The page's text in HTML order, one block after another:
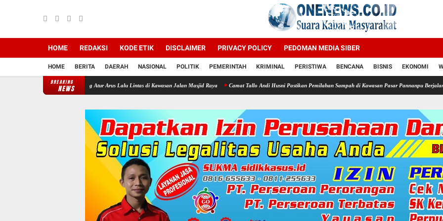
HOME REDAKSI KODE ETIK DISCLAIMER PRIVACY POLICY PEDOMAN MEDIA SIBER
HOME BERITA DAERAH NASIONAL POLITIK PEMERINTAH KRIMINAL PERISTIWA BENCANA BISNIS EKONOMI
BREAKING
NEWS
Langsung Atur Arus Lalu Lintas di Kawasan Jalan Masjid Raya Camat Tallo Andi Husni Pastikan Pemilahan Sampah di Kawasan Pasar Pannanpu Berjalan Dengan Baik